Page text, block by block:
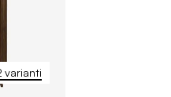
varianti